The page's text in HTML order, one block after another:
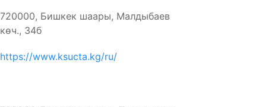
720000, Бишкек шаары, Малдыбаев
көч., 34б
https://www.ksucta.kg/ru/